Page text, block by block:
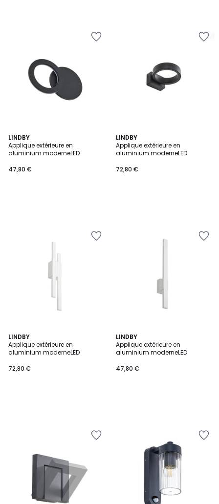
LINDBY
Applique extérieure en
aluminium moderneLED
47,80 €
LINDBY
Applique extérieure en
aluminium moderneLED
72,80 €
LINDBY
Applique extérieure en
aluminium moderneLED
72,80 €
LINDBY
Applique extérieure en
aluminium moderneLED
47,80 €